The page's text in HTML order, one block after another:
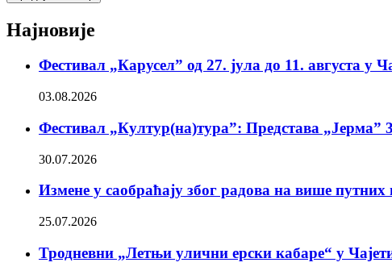
Најновије
Фестивал „Карусел” од 27. јула до 11. августа у
03.08.2026
Фестивал „Култур(на)тура”: Представа „Јерма”
30.07.2026
Измене у саобраћају због радова на више
25.07.2026
Тродневни „Летњи улични ерски кабаре“ у